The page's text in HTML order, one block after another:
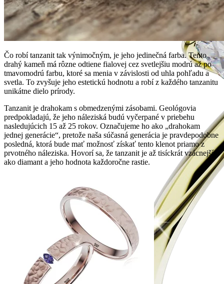
Čo robí tanzanit tak výnimočným, je jeho jedinečná farba. Tento
drahý kameň má rôzne odtiene fialovej cez svetlejšiu modrú až po
tmavomodrú farbu, ktoré sa menia v závislosti od uhla pohľadu a
svetla. To zvyšuje jeho estetickú hodnotu a robí z každého tanzanitu
unikátne dielo prírody.
Tanzanit je drahokam s obmedzenými zásobami. Geológovia
predpokladajú, že jeho náleziská budú vyčerpané v priebehu
nasledujúcich 15 až 25 rokov. Označujeme ho ako „drahokam
jednej generácie“, pretože naša súčasná generácia je pravdepodobne
posledná, ktorá bude mať možnosť získať tento klenot priamo z
prvotného náleziska. Hovorí sa, že tanzanit je až tisíckrát vzácnejším
ako diamant a jeho hodnota každoročne rastie.